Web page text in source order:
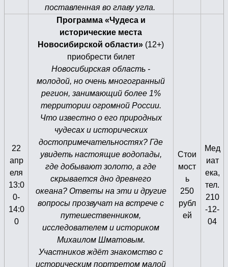
поставленная во главу угла.
22
апр
еля
13:0
0-
14:0
0
Программа «Чудеса и
исторические места
Новосибирской области» (12+)
приобрести билет
Новосибирская область -
молодой, но очень многогранный
регион, занимающий более 1%
территории огромной России.
Что известно о его природных
чудесах и исторических
достопримечательностях? Где
увидеть настоящие водопады,
где добывают золото, а где
скрывается дно древнего
океана? Ответы на эти и другие
вопросы прозвучат на встрече с
путешественником,
исследователем и историком
Михаилом Шматовым.
Участников ждёт знакомство с
историческим портретом малой
Стои
мост
ь
250
рубл
ей
Мед
иат
ека,
тел.
210
-12-
04